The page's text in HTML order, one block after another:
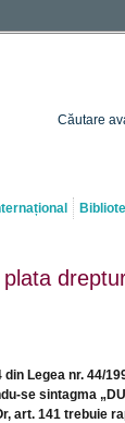
Căutare
Legea nr. 44/
se sintagma
art. 141 trebuie